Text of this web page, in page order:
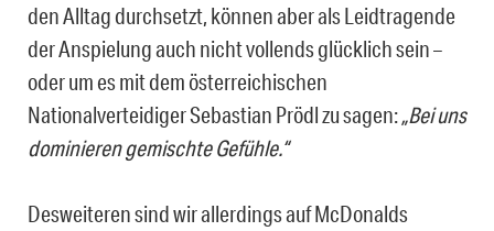
den Alltag durchsetzt, können aber als Leidtragende
der Anspielung auch nicht vollends glücklich sein –
oder um es mit dem österreichischen
Nationalverteidiger Sebastian Prödl zu sagen:„Bei uns
dominieren gemischte Gefühle.“
Desweiteren sind wir allerdings auf McDonalds